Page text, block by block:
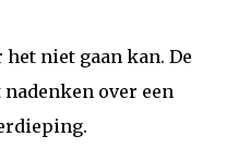
niet gaan kan. De
over een